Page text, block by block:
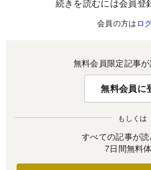
続きを読むには会員登
会員の方は ロ
無料会員限定記事が
無料会員に
もしくは
すべての記事が読
7日間無料